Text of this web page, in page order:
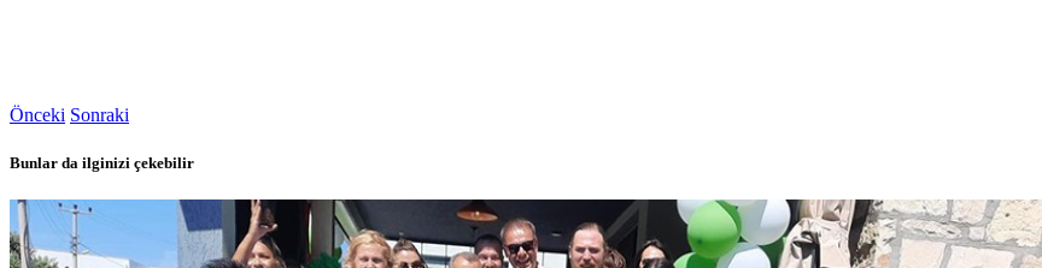
Önceki Sonraki
Bunlar da ilginizi çekebilir